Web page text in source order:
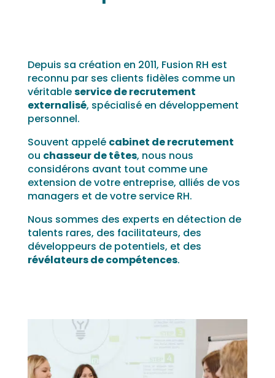
Depuis sa création en 2011, Fusion RH est
reconnu par ses clients fidèles comme un
véritableservice de recrutement
externalisé, spécialisé en développement
personnel.
Souvent appelé cabinet de recrutement
ou chasseur de têtes, nous nous
considérons avant tout comme une
extension de votre entreprise, alliés de vos
managers et de votre service RH.
Nous sommes des experts en détection de
talents rares, des facilitateurs, des
développeurs de potentiels, et des
révélateurs de compétences.